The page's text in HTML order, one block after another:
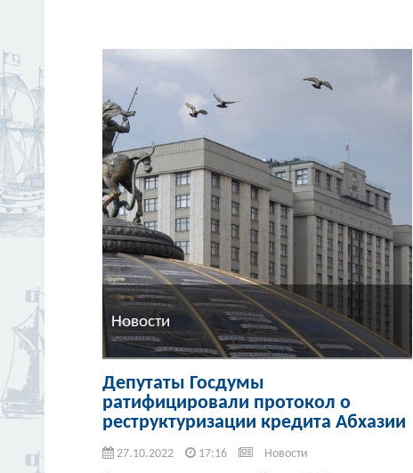
Новости
Депутаты Госдумы
ратифицировали протокол о
реструктуризации кредита Абхазии
27.10.2022 17:16 Новости